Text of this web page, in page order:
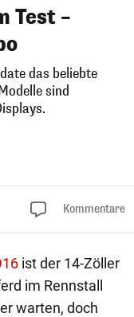
Test –
das beliebte
sind
Kommentare
ist der 14-Zöller
im Rennstall
warten, doch